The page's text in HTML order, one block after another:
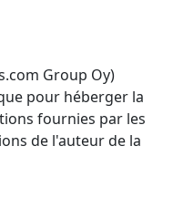
Group Oy)
pour héberger la
fournies par les
de l'auteur de la